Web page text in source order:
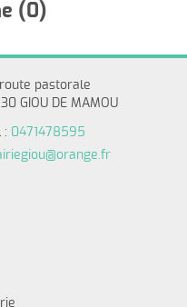
(0)
route pastorale
GIOU DE MAMOU
: 0471478595